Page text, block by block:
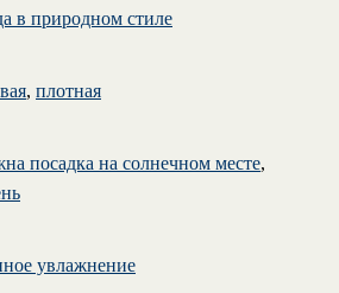
в природном стиле
, плотная
посадка на солнечном месте,
увлажнение